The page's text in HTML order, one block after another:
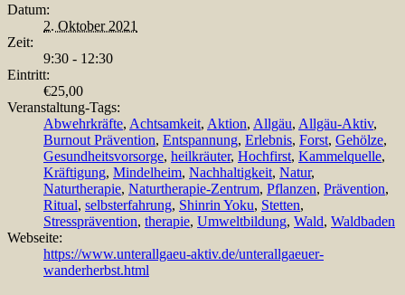
Datum:
2. Oktober 2021
Zeit:
9:30 - 12:30
Eintritt:
€25,00
Veranstaltung-Tags:
Abwehrkräfte, Achtsamkeit, Aktion, Allgäu, Allgäu-Aktiv,
Burnout Prävention, Entspannung, Erlebnis, Forst, Gehölze,
Gesundheitsvorsorge, heilkräuter, Hochfirst, Kammelquelle,
Kräftigung, Mindelheim, Nachhaltigkeit, Natur,
Naturtherapie, Naturtherapie-Zentrum, Pflanzen, Prävention,
Ritual, selbsterfahrung, Shinrin Yoku, Stetten,
Stressprävention, therapie, Umweltbildung, Wald, Waldbaden
Webseite:
https://www.unterallgaeu-aktiv.de/unterallgaeuer-
wanderherbst.html